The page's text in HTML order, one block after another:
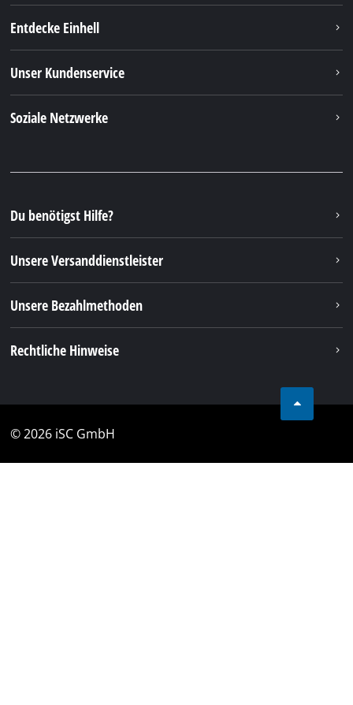
Entdecke Einhell
Unser Kundenservice
Soziale Netzwerke
Du benötigst Hilfe?
Unsere Versanddienstleister
Unsere Bezahlmethoden
Rechtliche Hinweise
© 2026 iSC GmbH